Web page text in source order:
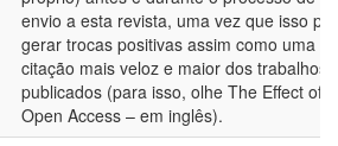
envio a esta revista, uma vez que isso
gerar trocas positivas assim como uma
citação mais veloz e maior dos trabalhos
publicados (para isso, olhe The Effect of
Open Access – em inglês).